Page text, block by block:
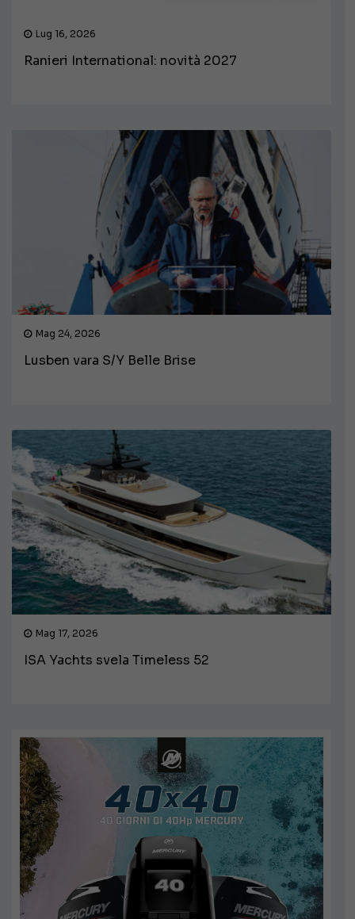
Lug 16, 2026
Ranieri International: novità 2027
Mag 24, 2026
Lusben vara S/Y Belle Brise
Mag 17, 2026
ISA Yachts svela Timeless 52